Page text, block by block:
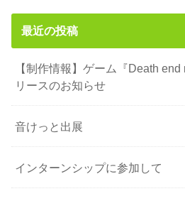
最近の投稿
【制作情報】ゲーム『Death
リースのお知らせ
音けっと出展
インターンシップに参加して